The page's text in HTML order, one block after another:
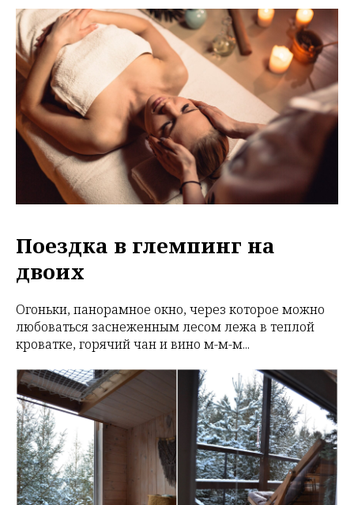
Поездка в глемпинг на
двоих
Огоньки, панорамное окно, через которое можно
любоваться заснеженным лесом лежа в теплой
кроватке, горячий чан и вино м-м-м...